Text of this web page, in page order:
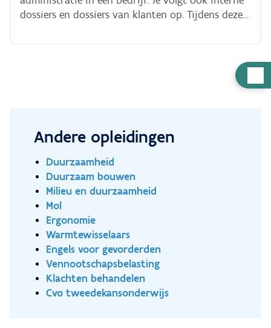
opleiding?** De opleiding duurt maximaal 3
weken, afhankelijk van je beginniveau en je
dossiers en dossiers van klanten op. Tijdens deze
niveau B1min (medium)/2.2 naar B1/2.4. Je leert
maken, aankoop en verkoop van goederen, ... Dus:
alles wat je nodig hebt om een job te vinden als
xp2dr6ju9UXVeu9NkshKdv9WA/edit) voor meer
info over het beroep. **Wat leer je?** - aankoop
en verkoop van goederen; - de werking van een
magazijn; - factureren; - omgaan met klanten; -
mondeling en schriftelijk communiceren in
functie van de job (Nederlands OF Frans OF
Engels); - werken met office; - solliciteren; -
bedrijfsadministratie (handelsdocumenten, ERP,
facturatie); - klantgerichte attitudes en sociale
vaardigheden. Na de opleiding loop je stage of ga
je aan het werk. Klik [hier]
(https://docs.google.com/document/d/
Andere opleidingen
Duurzaamheid
Duurzaam bouwen
Milieu en duurzaamheid
Mol
Ergonomie
Warmtewisselaars
Engels voor gevorderden
Vennootschapsbelasting
Klachten behandelen
Cvo tweedekansonderwijs